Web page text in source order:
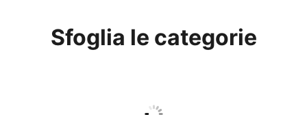
h
Sfoglia le categorie